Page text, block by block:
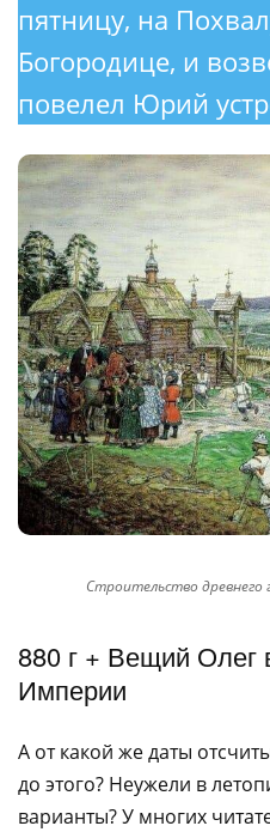
пятницу, на
Богородице, и
повелел Юрий
Строительство древнего
880 г + Вещий Олег
Империи
А от какой же даты
до этого? Неужели в
варианты? У многих